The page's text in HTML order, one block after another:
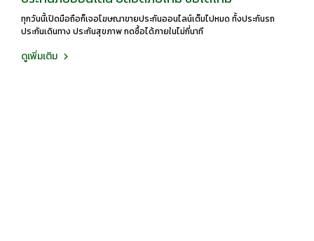
ทุกวันนี้เปิดมือถือก็เจอโฆษณาขายประกันออนไลน์เต็มไปหมด ทั้งประกันรถ
ประกันเดินทาง ประกันสุขภาพ กดซื้อได้ภายในไม่กี่นาที
ดูเพิ่มเติม